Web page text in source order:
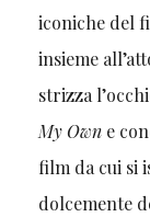
iconiche del
insieme
strizza
My Own e
film da cui si
dolcemente